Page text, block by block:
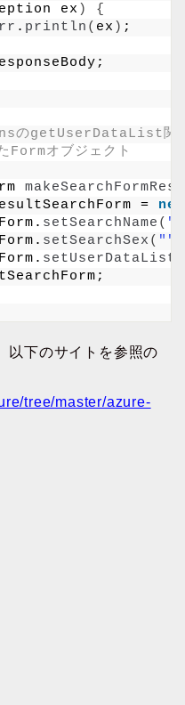
ex )
{
. println ( ex ) ;
getUserDataList関数
オブジェクト
makeSearchFormRes
=
new
setSearchName ( ""
setSearchSex ( ""
setUserDataList
以下のサイトを参照の
tree/master/azure-